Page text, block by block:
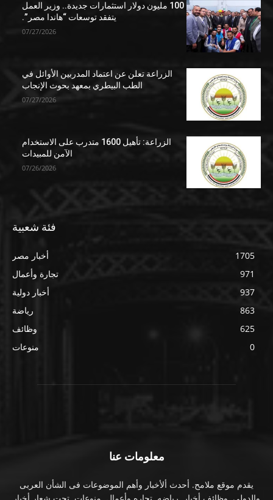
100 مليون دولار استثمارات جديدة.. وزير العمل
يتفقد توسعات “هاندا مصر”.
07/27/2026
الزراعة تعلن عن اعتماد المدربين الأوائل في
الطب البيطري بمعهد بحوث الإنجاب
07/27/2026
الزراعة: تأهيل 1600 متدرب على الاستخدام
الآمن للمبيدات
07/26/2026
فئة شعبية
أخبار مصر
1705
تجارة وأعمال
971
أخبار دولية
937
رياضة
863
وظائف
625
منوعات
0
معلومات عنا
يقدم موقع ملامح. أحدث ألأخبار وأهم الموضوعات فى الشأن العربى